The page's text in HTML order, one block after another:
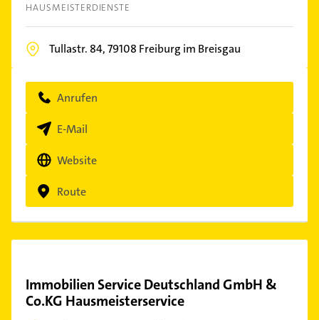
HAUSMEISTERDIENSTE
Tullastr. 84,79108 Freiburg im Breisgau
Anrufen
E-Mail
Website
Route
Immobilien Service Deutschland GmbH &
Co.KG Hausmeisterservice